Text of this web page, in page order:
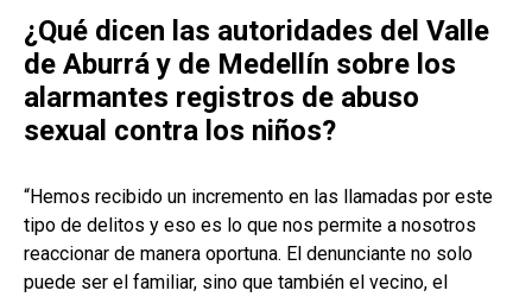
¿Qué dicen las autoridades del Valle
de Aburrá y de Medellín sobre los
alarmantes registros de abuso
sexual contra los niños?
“Hemos recibido un incremento en las llamadas por este
tipo de delitos y eso es lo que nos permite a nosotros
reaccionar de manera oportuna. El denunciante no solo
puede ser el familiar, sino que también el vecino, el